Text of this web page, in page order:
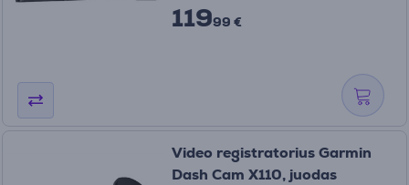
11999 €
Video registratorius Garmin
Dash Cam X110, juodas